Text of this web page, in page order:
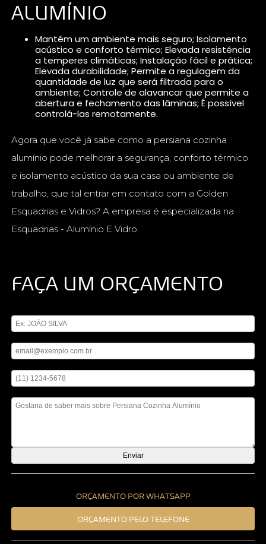
ALUMÍNIO
Mantém um ambiente mais seguro; Isolamento
acústico e conforto térmico; Elevada resistência
a temperes climáticas; Instalação fácil e prática;
Elevada durabilidade; Permite a regulagem da
quantidade de luz que será filtrada para o
ambiente; Controle de alavancar que permite a
abertura e fechamento das lâminas; É possível
controlá-las remotamente.
Agora que você já sabe como a persiana cozinha
alumínio pode melhorar a segurança, conforto térmico
e isolamento acústico da sua casa ou ambiente de
trabalho, que tal entrar em contato com a Golden
Esquadrias e Vidros? A empresa é especializada na
Esquadrias - Alumínio E Vidro.
FAÇA UM ORÇAMENTO
ORÇAMENTO POR WHATSAPP
ORÇAMENTO PELO TELEFONE